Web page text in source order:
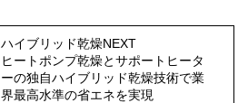
ハイブリッド乾燥NEXT
ヒートポンプ乾燥とサポートヒータ
ーの独自ハイブリッド乾燥技術で業
界最高水準の省エネを実現